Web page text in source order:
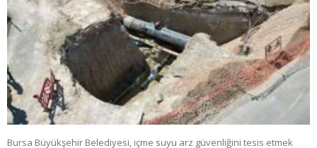
Bursa Büyükşehir Belediyesi, içme suyu arz güvenliğini tesis etmek